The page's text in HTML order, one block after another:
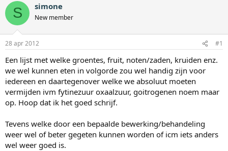
e
r
p
s
t
a
r
t
e
r
a
t
m
S simone
New member
28 apr 2012 #1
Een lijst met welke groentes, fruit, noten/zaden, kruiden enz.
we wel kunnen eten in volgorde zou wel handig zijn voor
iedereen en daartegenover welke we absoluut moeten
vermijden ivm fytinezuur oxaalzuur, goitrogenen noem maar
op. Hoop dat ik het goed schrijf.
Tevens welke door een bepaalde bewerking/behandeling
weer wel of beter gegeten kunnen worden of icm iets anders
wel weer goed is.